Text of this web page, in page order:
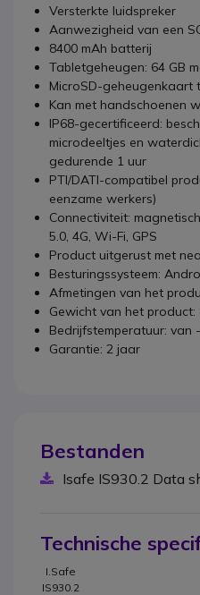
Versterkte luidspreker
Aanwezigheid van een
8400 mAh batterij
Tabletgeheugen: 64 GB
MicroSD-geheugenkaart
Kan met handschoenen
IP68-gecertificeerd:
microdeeltjes en
gedurende 1 uur
PTI/DATI-compatibel
eenzame werkers)
Connectiviteit:
5.0, 4G, Wi-Fi, GPS
Product uitgerust met
Besturingssysteem:
Afmetingen van het
Gewicht van het product:
Bedrijfstemperatuur: van
Garantie: 2 jaar
Bestanden
Isafe IS930.2 Data
Technische
I.Safe
IS930.2